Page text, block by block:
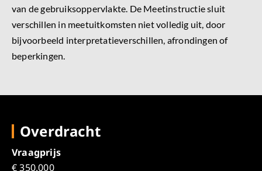
van de gebruiksoppervlakte. De Meetinstructie sluit
verschillen in meetuitkomsten niet volledig uit, door
bijvoorbeeld interpretatieverschillen, afrondingen of
beperkingen.
Overdracht
Vraagprijs
€ 350.000